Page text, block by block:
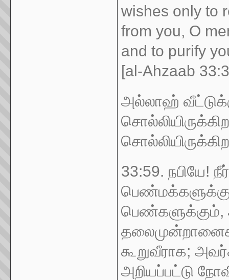
wishes only to
from you, O
and to purify
[al-Ahzaab
அல்லாஹ்
33:59. நபியே!
கூறுவீராக;
அறியப்பட்டு